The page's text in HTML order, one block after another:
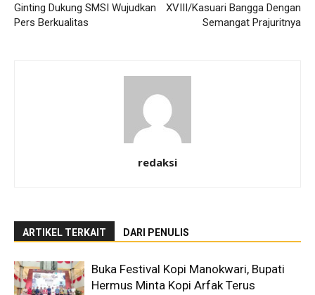
Ginting Dukung SMSI Wujudkan
Pers Berkualitas
XVIII/Kasuari Bangga Dengan
Semangat Prajuritnya
redaksi
ARTIKEL TERKAIT DARI PENULIS
Buka Festival Kopi Manokwari, Bupati
Hermus Minta Kopi Arfak Terus